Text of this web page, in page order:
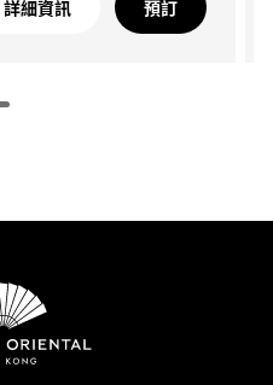
詳細資訊 預訂